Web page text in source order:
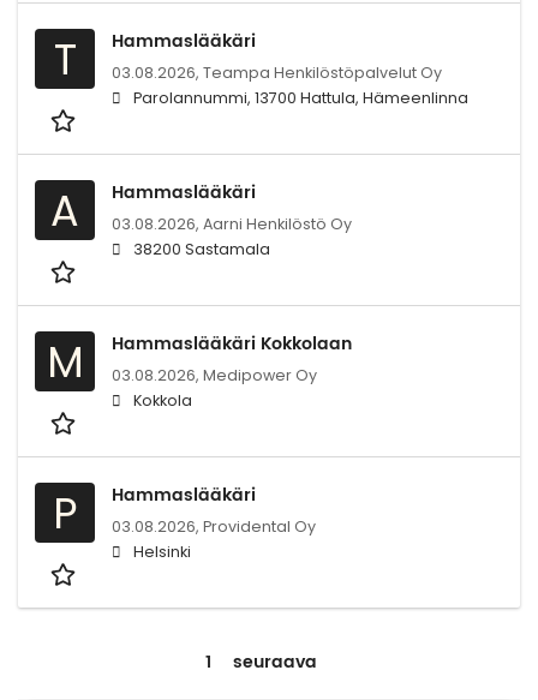
T Hammaslääkäri
03.08.2026, Teampa Henkilöstöpalvelut Oy
Parolannummi, 13700 Hattula, Hämeenlinna
A Hammaslääkäri
03.08.2026, Aarni Henkilöstö Oy
38200 Sastamala
M Hammaslääkäri Kokkolaan
03.08.2026, Medipower Oy
Kokkola
P Hammaslääkäri
03.08.2026, Providental Oy
Helsinki
1 seuraava